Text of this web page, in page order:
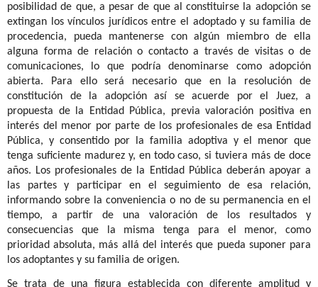
posibilidad de que, a pesar de que al constituirse la adopción se
extingan los vínculos jurídicos entre el adoptado y su familia de
procedencia, pueda mantenerse con algún miembro de ella
alguna forma de relación o contacto a través de visitas o de
comunicaciones, lo que podría denominarse como adopción
abierta. Para ello será necesario que en la resolución de
constitución de la adopción así se acuerde por el Juez, a
propuesta de la Entidad Pública, previa valoración positiva en
interés del menor por parte de los profesionales de esa Entidad
Pública, y consentido por la familia adoptiva y el menor que
tenga suficiente madurez y, en todo caso, si tuviera más de doce
años. Los profesionales de la Entidad Pública deberán apoyar a
las partes y participar en el seguimiento de esa relación,
informando sobre la conveniencia o no de su permanencia en el
tiempo, a partir de una valoración de los resultados y
consecuencias que la misma tenga para el menor, como
prioridad absoluta, más allá del interés que pueda suponer para
los adoptantes y su familia de origen.
Se trata de una figura establecida con diferente amplitud y